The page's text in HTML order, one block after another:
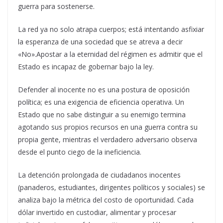
guerra para sostenerse.
La red ya no solo atrapa cuerpos; está intentando asfixiar
la esperanza de una sociedad que se atreva a decir
«No».Apostar a la eternidad del régimen es admitir que el
Estado es incapaz de gobernar bajo la ley.
Defender al inocente no es una postura de oposición
política; es una exigencia de eficiencia operativa. Un
Estado que no sabe distinguir a su enemigo termina
agotando sus propios recursos en una guerra contra su
propia gente, mientras el verdadero adversario observa
desde el punto ciego de la ineficiencia.
La detención prolongada de ciudadanos inocentes
(panaderos, estudiantes, dirigentes políticos y sociales) se
analiza bajo la métrica del costo de oportunidad. Cada
dólar invertido en custodiar, alimentar y procesar